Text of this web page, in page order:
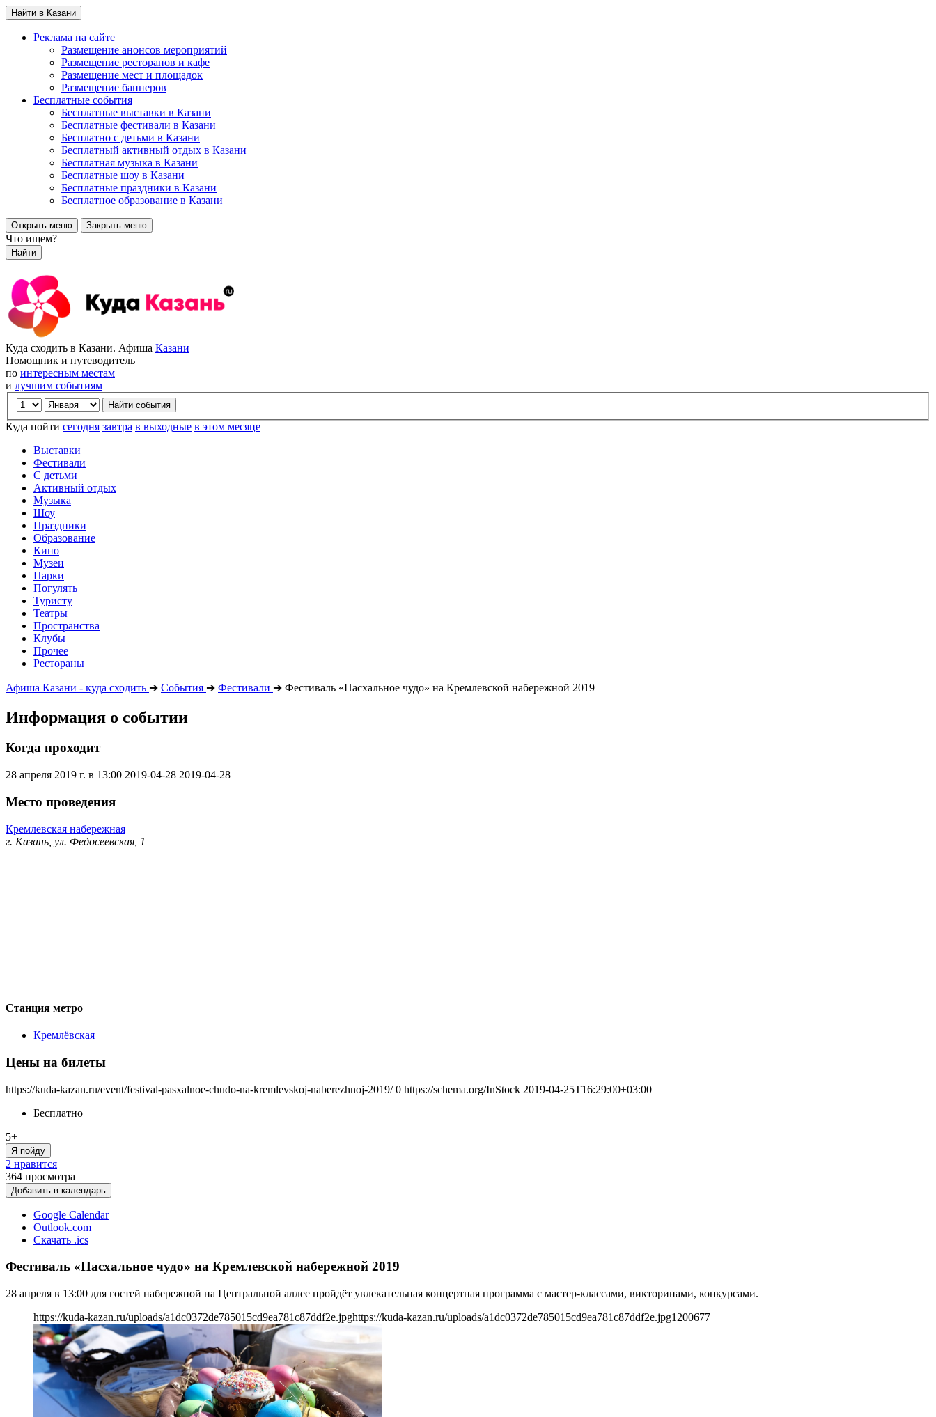
Найти в Казани
Реклама на сайте
Размещение анонсов мероприятий
Размещение ресторанов и кафе
Размещение мест и площадок
Размещение баннеров
Бесплатные события
Бесплатные выставки в Казани
Бесплатные фестивали в Казани
Бесплатно с детьми в Казани
Бесплатный активный отдых в Казани
Бесплатная музыка в Казани
Бесплатные шоу в Казани
Бесплатные праздники в Казани
Бесплатное образование в Казани
Открыть меню Закрыть меню
Что ищем?
Найти
Куда сходить в Казани. Афиша Казани
Помощник и путеводитель
по интересным местам
и лучшим событиям
Куда пойти сегодня завтра в выходные в этом месяце
Выставки
Фестивали
С детьми
Активный отдых
Музыка
Шоу
Праздники
Образование
Кино
Музеи
Парки
Погулять
Туристу
Театры
Пространства
Клубы
Прочее
Рестораны
Афиша Казани - куда сходить ➔ События ➔ Фестивали ➔ Фестиваль «Пасхальное чудо» на Кремлевской набережной 2019
Информация о событии
Когда проходит
28 апреля 2019 г. в 13:00 2019-04-28 2019-04-28
Место проведения
Кремлевская набережная
г. Казань, ул. Федосеевская, 1
Станция метро
Кремлёвская
Цены на билеты
https://kuda-kazan.ru/event/festival-pasxalnoe-chudo-na-kremlevskoj-naberezhnoj-2019/ 0 https://schema.org/InStock 2019-04-25T16:29:00+03:00
Бесплатно
5+
Я пойду
2 нравится
364 просмотра
Добавить в календарь
Google Calendar
Outlook.com
Скачать .ics
Фестиваль «Пасхальное чудо» на Кремлевской набережной 2019
28 апреля в 13:00 для гостей набережной на Центральной аллее пройдёт увлекательная концертная программа с мастер-классами, викторинами, конкурсами.
https://kuda-kazan.ru/uploads/a1dc0372de785015cd9ea781c87ddf2e.jpghttps://kuda-kazan.ru/uploads/a1dc0372de785015cd9ea781c87ddf2e.jpg1200677